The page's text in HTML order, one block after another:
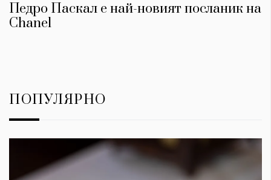
Педро Паскал е най-новият посланик на
Chanel
ПОПУЛЯРНО